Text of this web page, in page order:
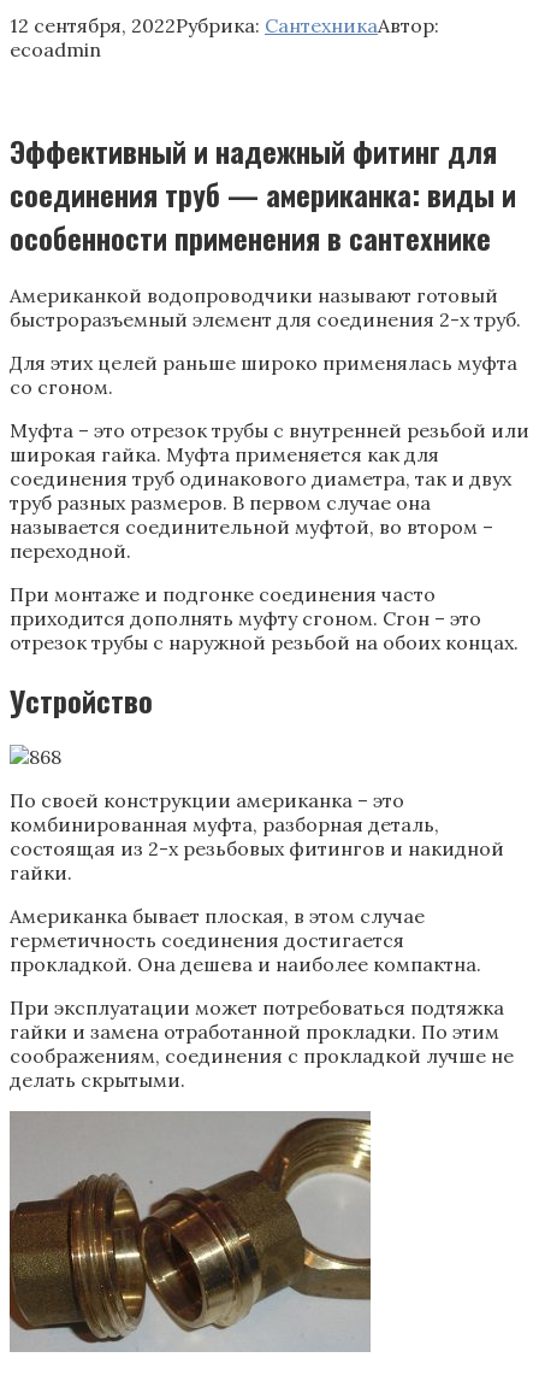
12 сентября, 2022Рубрика: СантехникаАвтор:
ecoadmin
Эффективный и надежный фитинг для
соединения труб — американка: виды и
особенности применения в сантехнике
Американкой водопроводчики называют готовый
быстроразъемный элемент для соединения 2-х труб.
Для этих целей раньше широко применялась муфта
со сгоном.
Муфта – это отрезок трубы с внутренней резьбой или
широкая гайка. Муфта применяется как для
соединения труб одинакового диаметра, так и двух
труб разных размеров. В первом случае она
называется соединительной муфтой, во втором –
переходной.
При монтаже и подгонке соединения часто
приходится дополнять муфту сгоном. Сгон – это
отрезок трубы с наружной резьбой на обоих концах.
Устройство
По своей конструкции американка – это
комбинированная муфта, разборная деталь,
состоящая из 2-х резьбовых фитингов и накидной
гайки.
Американка бывает плоская, в этом случае
герметичность соединения достигается
прокладкой. Она дешева и наиболее компактна.
При эксплуатации может потребоваться подтяжка
гайки и замена отработанной прокладки. По этим
соображениям, соединения с прокладкой лучше не
делать скрытыми.